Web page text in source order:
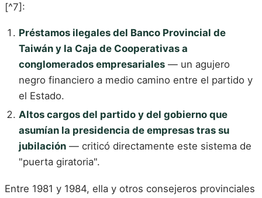
[^7]:
Préstamos ilegales del Banco Provincial de
Taiwán y la Caja de Cooperativas a
conglomerados empresariales — un agujero
negro financiero a medio camino entre el partido y
el Estado.
Altos cargos del partido y del gobierno que
asumían la presidencia de empresas tras su
jubilación — criticó directamente este sistema de
"puerta giratoria".
Entre 1981 y 1984, ella y otros consejeros provinciales